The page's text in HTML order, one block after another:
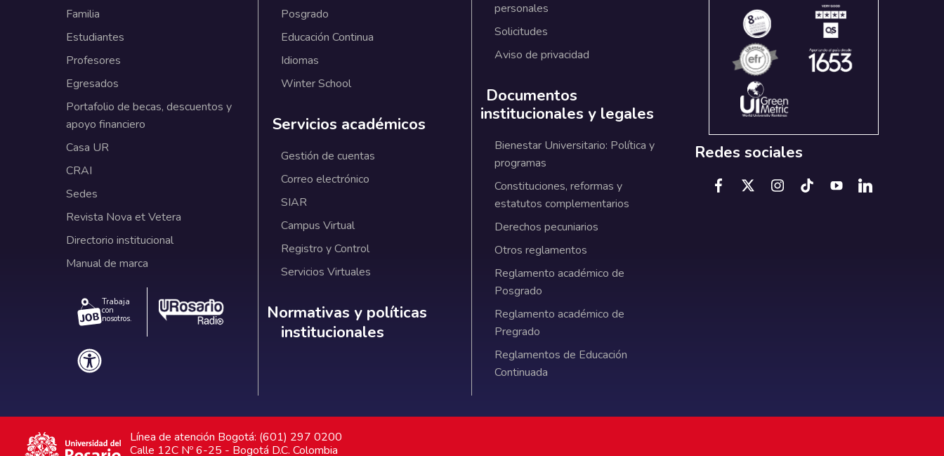
Familia
Estudiantes
Profesores
Egresados
Portafolio de becas, descuentos y
apoyo financiero
Casa UR
CRAI
Sedes
Revista Nova et Vetera
Directorio institucional
Manual de marca
Trabaja
con
nosotros.
Posgrado
Educación Continua
Idiomas
Winter School
Servicios académicos
Gestión de cuentas
Correo electrónico
SIAR
Campus Virtual
Registro y Control
Servicios Virtuales
Normativas y políticas institucionales
Normativas y políticas
institucionales
personales
Solicitudes
Aviso de privacidad
Documentos
institucionales y legales
Bienestar Universitario: Política y
programas
Constituciones, reformas y
estatutos complementarios
Derechos pecuniarios
Otros reglamentos
Reglamento académico de
Posgrado
Reglamento académico de
Pregrado
Reglamentos de Educación
Continuada
Redes sociales
Línea de atención Bogotá: (601) 297 0200
Calle 12C Nº 6-25 - Bogotá D.C. Colombia